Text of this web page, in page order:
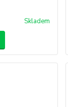
Skladem